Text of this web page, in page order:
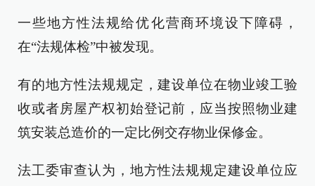
一些地方性法规给优化营商环境设下障碍，
在“法规体检”中被发现。
有的地方性法规规定，建设单位在物业竣工验
收或者房屋产权初始登记前，应当按照物业建
筑安装总造价的一定比例交存物业保修金。
法工委审查认为，地方性法规规定建设单位应